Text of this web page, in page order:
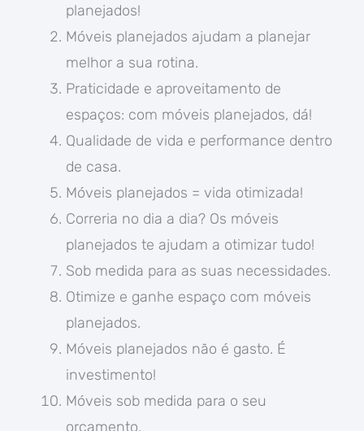
planejados!
Móveis planejados ajudam a planejar
melhor a sua rotina.
Praticidade e aproveitamento de
espaços: com móveis planejados, dá!
Qualidade de vida e performance dentro
de casa.
Móveis planejados = vida otimizada!
Correria no dia a dia? Os móveis
planejados te ajudam a otimizar tudo!
Sob medida para as suas necessidades.
Otimize e ganhe espaço com móveis
planejados.
Móveis planejados não é gasto. É
investimento!
Móveis sob medida para o seu
orçamento.